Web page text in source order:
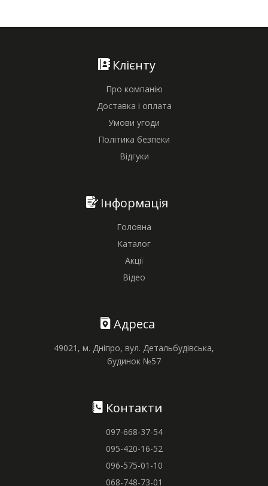
Клієнту
Про компанію
Доставка і оплата
Умови угоди
Політика безпеки
Відгуки
Інформація
Головна
Каталог
Акції
Відео
Адреса
49021, м. Дніпро, вул. Детальбудівська,
будинок №57
Контакти
097-668-37-54
095-420-16-52
096-575-01-10
068-748-73-01